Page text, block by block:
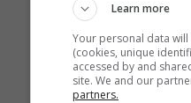
Learn more
Your personal data
(cookies, unique
accessed by and
site. We and our
partners.